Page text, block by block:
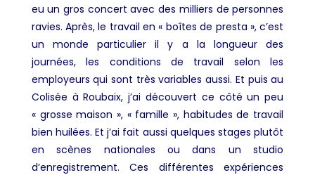
eu un gros concert avec des milliers de personnes
ravies. Après, le travail en « boîtes de presta », c’est
un monde particulier il y a la longueur des
journées, les conditions de travail selon les
employeurs qui sont très variables aussi. Et puis au
Colisée à Roubaix, j’ai découvert ce côté un peu
« grosse maison », « famille », habitudes de travail
bien huilées. Et j’ai fait aussi quelques stages plutôt
en scènes nationales ou dans un studio
d’enregistrement. Ces différentes expériences